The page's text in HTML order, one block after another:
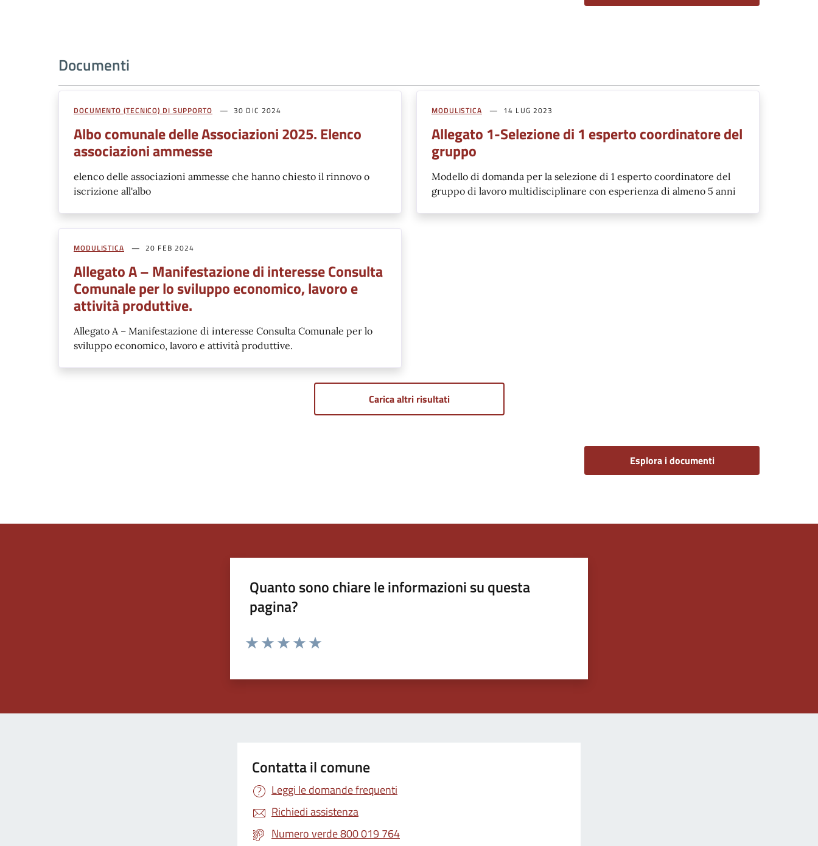
Documenti
DOCUMENTO (TECNICO) DI SUPPORTO 30 DIC 2024
Albo comunale delle Associazioni 2025. Elenco
associazioni ammesse
elenco delle associazioni ammesse che hanno chiesto il rinnovo o
iscrizione all'albo
MODULISTICA 14 LUG 2023
Allegato 1-Selezione di 1 esperto coordinatore del
gruppo
Modello di domanda per la selezione di 1 esperto coordinatore del
gruppo di lavoro multidisciplinare con esperienza di almeno 5 anni
MODULISTICA 20 FEB 2024
Allegato A – Manifestazione di interesse Consulta
Comunale per lo sviluppo economico, lavoro e
attività produttive.
Allegato A – Manifestazione di interesse Consulta Comunale per lo
sviluppo economico, lavoro e attività produttive.
Carica altri risultati
Esplora i documenti
Quanto sono chiare le informazioni su questa
pagina?
Contatta il comune
Leggi le domande frequenti
Richiedi assistenza
Numero verde 800 019 764